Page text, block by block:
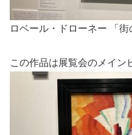
ロベール・ドローネー 「
この作品は展覧会のメイン